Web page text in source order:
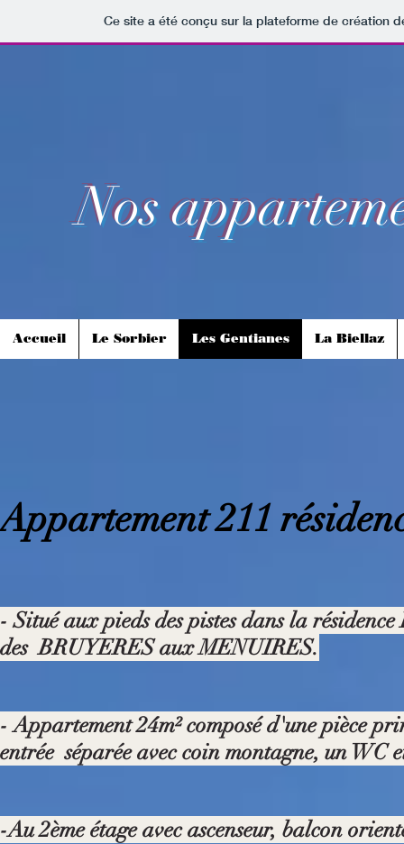
Ce site a été conçu sur la plateforme de création
Nos
Accueil Le Sorbier Les Gentianes La Biellaz
Appartement 211
- Situé aux pieds des pistes dans la
des BRUYERES aux MENUIRES.
- Appartement 24m² composé d'une pièce
entrée séparée avec coin montagne, un WC
-Au 2ème étage avec ascenseur, balcon